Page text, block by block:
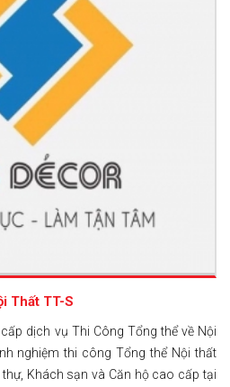
Thất TT-S
dịch vụ Thi Công Tổng thể về Nội
nghiệm thi công Tổng thể Nội thất
Khách sạn và Căn hộ cao cấp tại